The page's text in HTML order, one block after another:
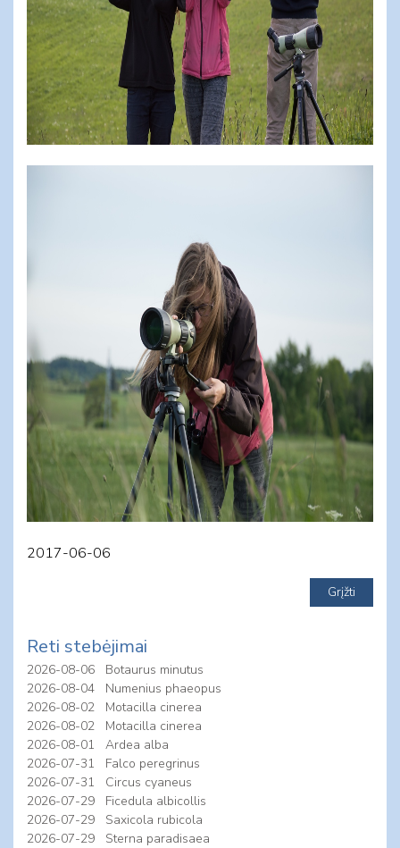
2017-06-06
Reti stebėjimai
2026-08-06
Botaurus minutus
2026-08-04
Numenius phaeopus
2026-08-02
Motacilla cinerea
2026-08-02
Motacilla cinerea
2026-08-01
Ardea alba
2026-07-31
Falco peregrinus
2026-07-31
Circus cyaneus
2026-07-29
Ficedula albicollis
2026-07-29
Saxicola rubicola
2026-07-29
Sterna paradisaea